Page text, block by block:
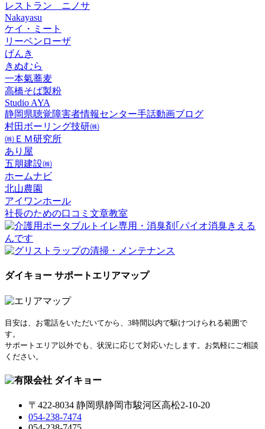
レストラン ニノサ
Nakayasu
ケイ・ミート
リーベンローザ
げんき
きぬむら
一本氣蕎麦
高橋そば製粉
Studio AYA
静岡県聴覚障害者情報センター手話動画ブログ
村田ボーリング技研㈱
㈱ＥＭ研究所
あり屋
五朋建設㈱
ホームナビ
北山農園
アイワンホール
社長のための口コミ文章教室
ダイキョー サポートエリアマップ
目安は、お電話をいただいてから、3時間以内で駆けつけられる範囲で
す。
サポートエリア以外でも、状況に応じて対応いたします。お気軽にご相談
ください。
〒422-8034 静岡県静岡市駿河区高松2-10-20
054-238-7474